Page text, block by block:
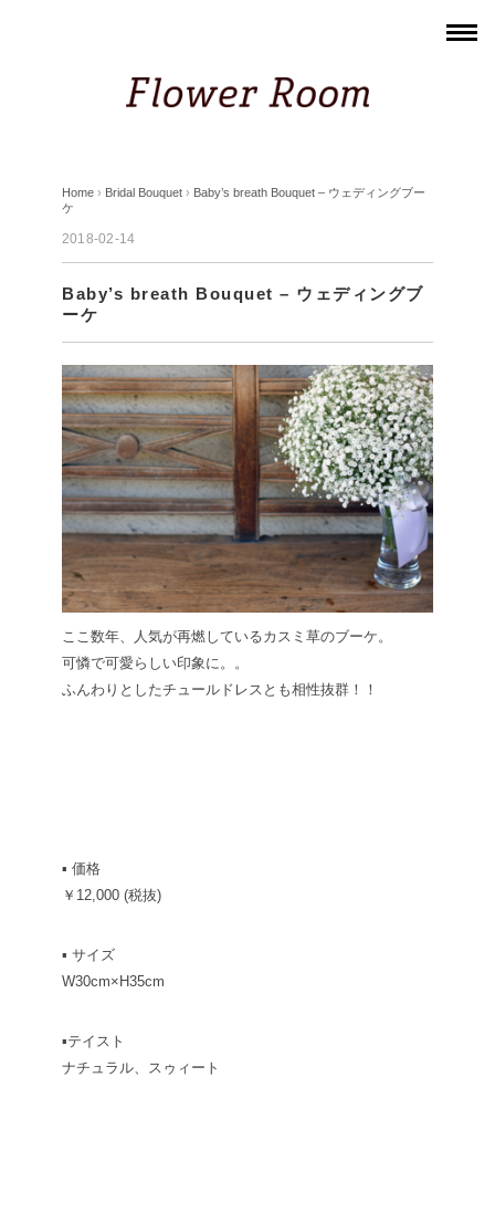
Home › Bridal Bouquet › Baby’s breath Bouquet – ウェディングブー
ケ
2018-02-14
Baby’s breath Bouquet – ウェディングブ
ーケ
ここ数年、人気が再燃しているカスミ草のブーケ。
可憐で可愛らしい印象に。。
ふんわりとしたチュールドレスとも相性抜群！！
▪ 価格
￥12,000 (税抜)
▪ サイズ
W30cm×H35cm
▪テイスト
ナチュラル、スゥィート